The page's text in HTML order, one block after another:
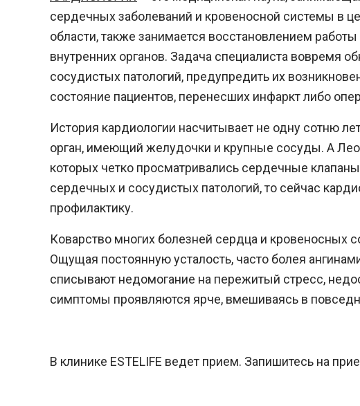
сердечных заболеваний и кровеносной системы в
области, также занимается восстановлением
внутренних органов. Задача специалиста вовремя
сосудистых патологий, предупредить их
состояние пациентов, перенесших инфаркт либо
История кардиологии насчитывает не одну сотню
орган, имеющий желудочки и крупные сосуды. А
которых четко просматривались сердечные
сердечных и сосудистых патологий, то сейчас
профилактику.
Коварство многих болезней сердца и кровеносных
Ощущая постоянную усталость, часто болея
списывают недомогание на пережитый стресс,
симптомы проявляются ярче, вмешиваясь в
В клинике ESTELIFE ведет прием. Запишитесь на